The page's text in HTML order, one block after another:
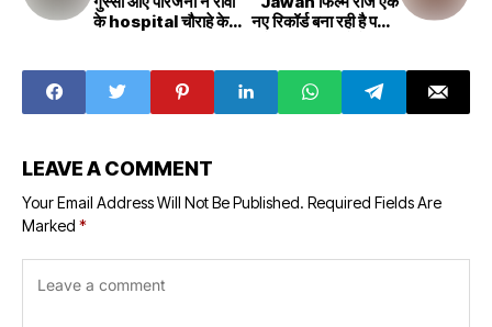
के hospital चौराहे के
नए रिकॉर्ड बना रही है पठान
Shahrukh का जलवा
बरकरार है
LEAVE A COMMENT
Your Email Address Will Not Be Published. Required Fields Are
Marked *